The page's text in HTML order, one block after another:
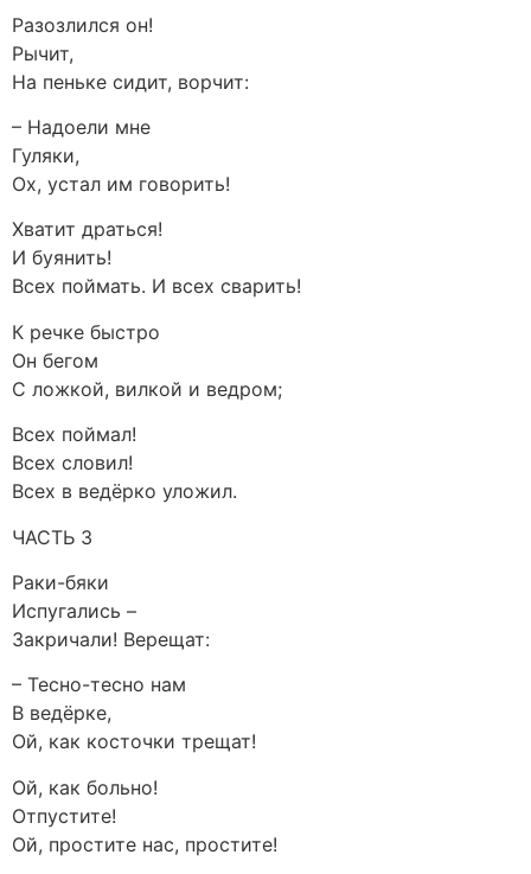
Разозлился он!
Рычит,
На пеньке сидит, ворчит:
– Надоели мне
Гуляки,
Ох, устал им говорить!
Хватит драться!
И буянить!
Всех поймать. И всех сварить!
К речке быстро
Он бегом
С ложкой, вилкой и ведром;
Всех поймал!
Всех словил!
Всех в ведёрко уложил.
ЧАСТЬ 3
Раки-бяки
Испугались –
Закричали! Верещат:
– Тесно-тесно нам
В ведёрке,
Ой, как косточки трещат!
Ой, как больно!
Отпустите!
Ой, простите нас, простите!